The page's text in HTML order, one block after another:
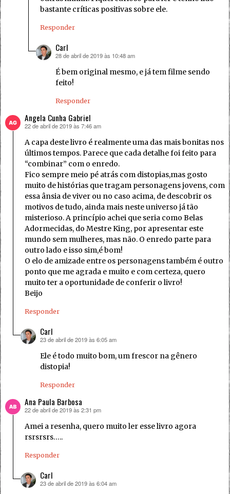
bastante críticas positivas sobre ele.
Responder
Carl
disse:
28 de abril de 2019 às 10:48 am
É bem original mesmo, e já tem filme sendo
feito!
Responder
Angela Cunha Gabriel
disse:
22 de abril de 2019 às 7:46 am
A capa deste livro é realmente uma das mais bonitas nos
últimos tempos. Parece que cada detalhe foi feito para
“combinar” com o enredo.
Fico sempre meio pé atrás com distopias,mas gosto
muito de histórias que tragam personagens jovens, com
essa ânsia de viver ou no caso acima, de descobrir os
motivos de tudo, ainda mais neste universo já tão
misterioso. A princípio achei que seria como Belas
Adormecidas, do Mestre King, por apresentar este
mundo sem mulheres, mas não. O enredo parte para
outro lado e isso sim,é bom!
O elo de amizade entre os personagens também é outro
ponto que me agrada e muito e com certeza, quero
muito ter a oportunidade de conferir o livro!
Beijo
Responder
Carl
disse:
23 de abril de 2019 às 6:05 am
Ele é todo muito bom, um frescor na gênero
distopia!
Responder
Ana Paula Barbosa
disse:
22 de abril de 2019 às 2:31 pm
Amei a resenha, quero muito ler esse livro agora
rsrsrsrs…..
Responder
Carl
disse:
23 de abril de 2019 às 6:04 am